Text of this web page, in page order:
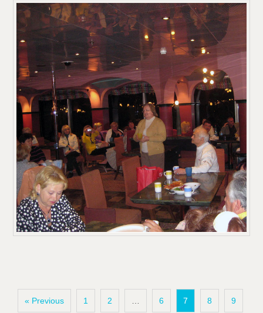
« Previous 1 2 … 6 7 8 9